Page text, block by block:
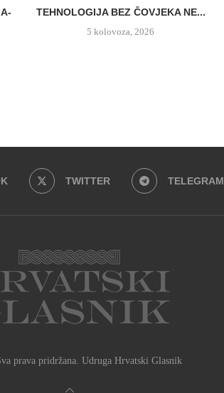
TEHNOLOGIJA BEZ ČOVJEKA NE...
5 kolovoza, 2026
TWITTER TELEGRAM
prava pridržana. Udruga Hrvatski Glasnik